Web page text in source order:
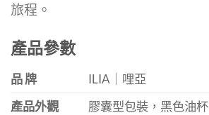
旅程。
產品參數
品 牌
ILIA｜哩亞
產品外觀
膠囊型包裝，黑色油杯